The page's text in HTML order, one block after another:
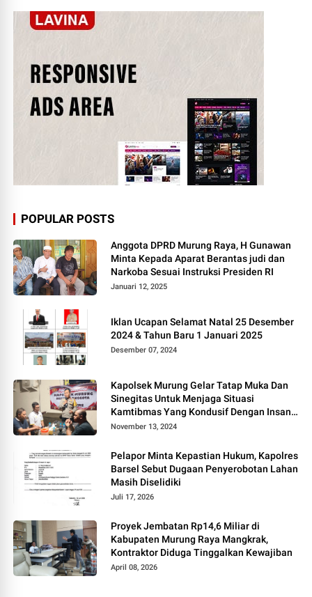
POPULAR POSTS
Anggota DPRD Murung Raya, H Gunawan
Minta Kepada Aparat Berantas judi dan
Narkoba Sesuai Instruksi Presiden RI
Januari 12, 2025
Iklan Ucapan Selamat Natal 25 Desember
2024 & Tahun Baru 1 Januari 2025
Desember 07, 2024
Kapolsek Murung Gelar Tatap Muka Dan
Sinegitas Untuk Menjaga Situasi
Kamtibmas Yang Kondusif Dengan Insan
Pers
November 13, 2024
Pelapor Minta Kepastian Hukum, Kapolres
Barsel Sebut Dugaan Penyerobotan Lahan
Masih Diselidiki
Juli 17, 2026
Proyek Jembatan Rp14,6 Miliar di
Kabupaten Murung Raya Mangkrak,
Kontraktor Diduga Tinggalkan Kewajiban
April 08, 2026